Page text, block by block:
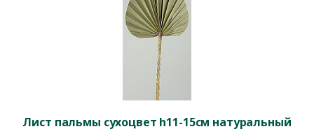
Лист пальмы сухоцвет h11-15см натуральный